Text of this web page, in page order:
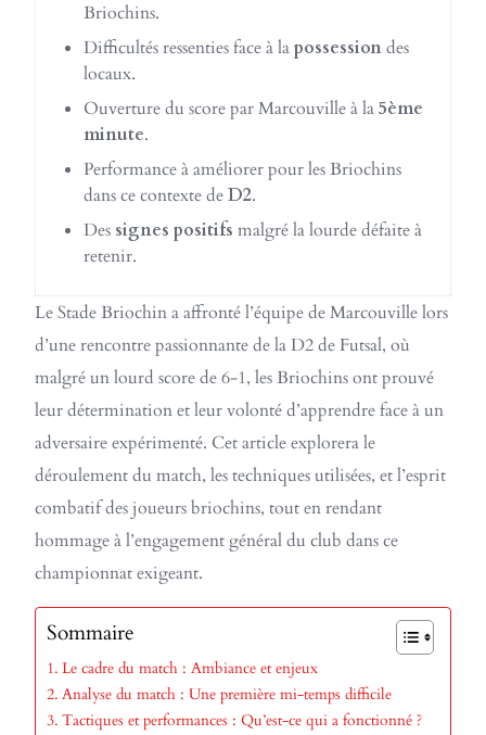
Briochins.
Difficultés ressenties face à lapossessiondes
locaux.
Ouverture du score par Marcouville à la5ème
minute.
Performance à améliorer pour les Briochins
dans ce contexte deD2.
Des signes positifs malgré la lourde défaite à
retenir.
Le Stade Briochin a affronté l’équipe de Marcouville lors
d’une rencontre passionnante de la D2 de Futsal, où
malgré un lourd score de 6-1, les Briochins ont prouvé
leur détermination et leur volonté d’apprendre face à un
adversaire expérimenté. Cet article explorera le
déroulement du match, les techniques utilisées, et l’esprit
combatif des joueurs briochins, tout en rendant
hommage à l’engagement général du club dans ce
championnat exigeant.
Sommaire
Le cadre du match : Ambiance et enjeux
Analyse du match : Une première mi-temps difficile
Tactiques et performances : Qu’est-ce qui a fonctionné ?